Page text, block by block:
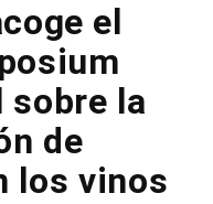
el
sobre la
de
los vinos